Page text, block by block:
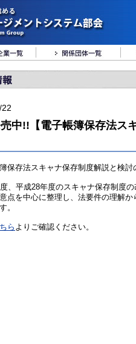
中!!【電子帳簿保存法ス
簿保存法スキャナ保存制度解説と検討
、平成28年度のスキャナ保存制度
点を中心に整理し、法要件の理解
。
ら よりご確認ください。